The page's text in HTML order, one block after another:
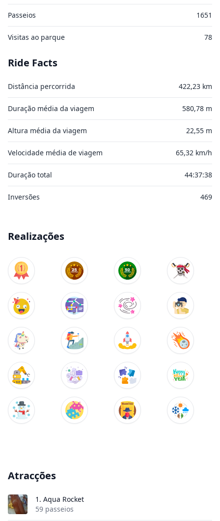
Passeios 1651
Visitas ao parque 78
Ride Facts
Distância percorrida 422,23 km
Duração média da viagem 580,78 m
Altura média da viagem 22,55 m
Velocidade média de viagem 65,32 km/h
Duração total 44:37:38
Inversões 469
Realizações
Atracções
1. Aqua Rocket
59 passeios